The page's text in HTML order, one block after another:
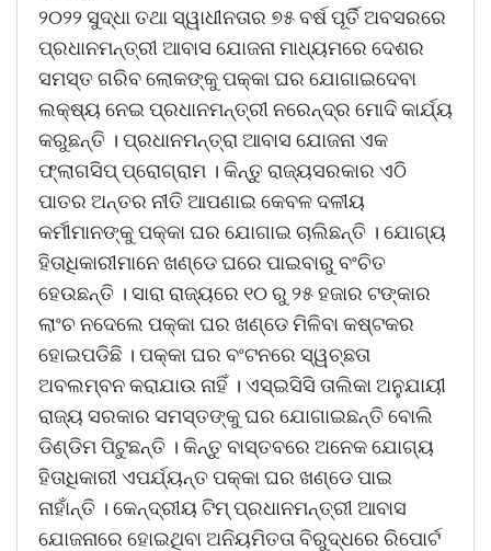
୨୦୨୨ ସୁଦ୍ଧା ତଥା ସ୍ୱାଧୀନତାର ୭୫ ବର୍ଷ ପୂର୍ତି ଅବସରରେ
ପ୍ରଧାନମନ୍ତ୍ରୀ ଆବାସ ଯୋଜନା ମାଧ୍ୟମରେ ଦେଶର
ସମସ୍ତ ଗରିବ ଲୋକଙ୍କୁ ପକ୍କା ଘର ଯୋଗାଇଦେବା
ଲକ୍ଷ୍ୟ ନେଇ ପ୍ରଧାନମନ୍ତ୍ରୀ ନରେନ୍ଦ୍ର ମୋଦି କାର୍ଯ୍ୟ
କରୁଛନ୍ତି । ପ୍ରଧାନମନ୍ତ୍ରା ଆବାସ ଯୋଜନା ଏକ
ଫ୍ଲାଗସିପ୍ ପ୍ରୋଗ୍ରାମ । କିନ୍ତୁ ରାଜ୍ୟସରକାର ଏଠି
ପାତର ଅନ୍ତର ନୀତି ଆପଣାଇ କେବଳ ଦଳୀୟ
କର୍ମୀମାନଙ୍କୁ ପକ୍କା ଘର ଯୋଗାଇ ଚାଲିଛନ୍ତି । ଯୋଗ୍ୟ
ହିତାଧିକାରୀମାନେ ଖଣ୍ଡେ ଘରେ ପାଇବାରୁ ବଂଚିତ
ହେଉଛନ୍ତି । ସାରା ରାଜ୍ୟରେ ୧୦ ରୁ ୨୫ ହଜାର ଟଙ୍କାର
ଲାଂଚ ନଦେଲେ ପକ୍କା ଘର ଖଣ୍ଡେ ମିଳିବା କଷ୍ଟକର
ହୋଇପଡିଛି । ପକ୍କା ଘର ବଂଟନରେ ସ୍ୱଚ୍ଛତା
ଅବଲମ୍ବନ କରାଯାଉ ନାହିଁ । ଏସ୍ଇସିସି ତାଲିକା ଅନୁଯାୟୀ
ରାଜ୍ୟ ସରକାର ସମସ୍ତଙ୍କୁ ଘର ଯୋଗାଇଛନ୍ତି ବୋଲି
ଡିଣ୍ଡିମ ପିଟୁଛନ୍ତି । କିନ୍ତୁ ବାସ୍ତବରେ ଅନେକ ଯୋଗ୍ୟ
ହିତାଧିକାରୀ ଏପର୍ଯ୍ୟନ୍ତ ପକ୍କା ଘର ଖଣ୍ଡେ ପାଇ
ନାହାଁନ୍ତି । କେନ୍ଦ୍ରୀୟ ଟିମ୍ ପ୍ରଧାନମନ୍ତ୍ରୀ ଆବାସ
ଯୋଜନାରେ ହୋଇଥିବା ଅନିୟମିତତା ବିରୁଦ୍ଧରେ ରିପୋର୍ଟ